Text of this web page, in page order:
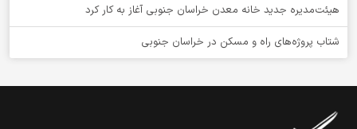
هیئت‌مدیره جدید خانه معدن خراسان جنوبی آغاز به کار کرد
شتاب پروژه‌های راه و مسکن در خراسان جنوبی